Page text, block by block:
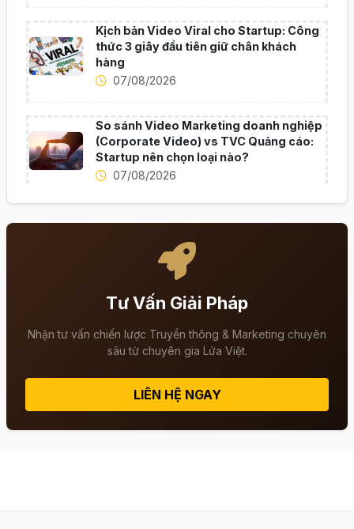
Kịch bản Video Viral cho Startup: Công
thức 3 giây đầu tiên giữ chân khách
hàng
07/08/2026
So sánh Video Marketing doanh nghiệp
(Corporate Video) vs TVC Quảng cáo:
Startup nên chọn loại nào?
07/08/2026
Tư Vấn Giải Pháp
Nhận tư vấn chiến lược Truyền thông & Marketing chuyên
sâu từ chuyên gia Lửa Việt.
LIÊN HỆ NGAY